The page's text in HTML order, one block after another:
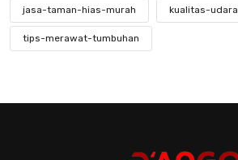
jasa-taman-hias-murah kualitas-udara
tips-merawat-tumbuhan
jasa-taman-murah